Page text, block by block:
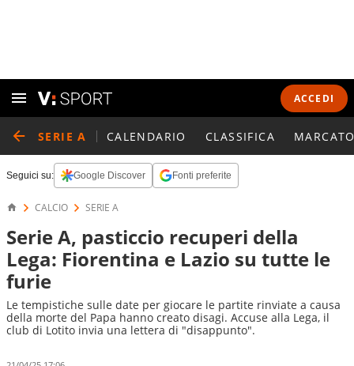
ACCEDI
SERIE A CALENDARIO CLASSIFICA
Seguici su: Google Discover Fonti preferite
CALCIO SERIE A
Serie A, pasticcio recuperi della
Lega: Fiorentina e Lazio su tutte le
furie
Le tempistiche sulle date per giocare le partite rinviate a causa
della morte del Papa hanno creato disagi. Accuse alla Lega, il
club di Lotito invia una lettera di "disappunto".